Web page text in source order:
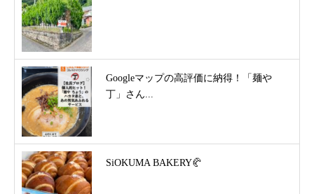
Googleマップの高評価に納得！「麺や
丁」さん...
SiOKUMA BAKERY🥐